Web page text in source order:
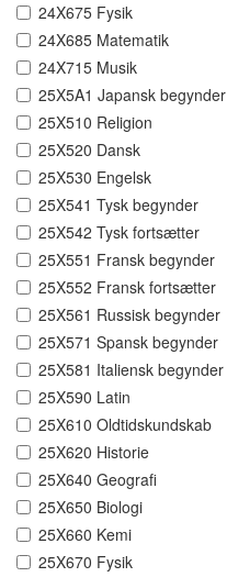
24X675 Fysik
24X685 Matematik
24X715 Musik
25X5A1 Japansk begynder
25X510 Religion
25X520 Dansk
25X530 Engelsk
25X541 Tysk begynder
25X542 Tysk fortsætter
25X551 Fransk begynder
25X552 Fransk fortsætter
25X561 Russisk begynder
25X571 Spansk begynder
25X581 Italiensk begynder
25X590 Latin
25X610 Oldtidskundskab
25X620 Historie
25X640 Geografi
25X650 Biologi
25X660 Kemi
25X670 Fysik